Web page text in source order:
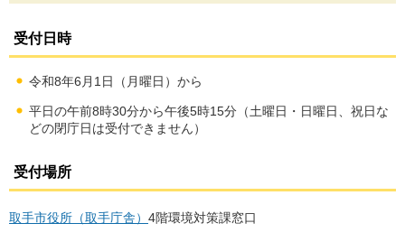
受付日時
令和8年6月1日（月曜日）から
平日の午前8時30分から午後5時15分（土曜日・日曜日、祝日な
どの閉庁日は受付できません）
受付場所
取手市役所（取手庁舎） 4階環境対策課窓口